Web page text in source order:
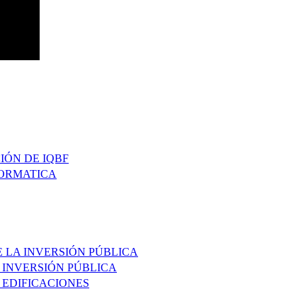
DE IQBF
LA INVERSIÓN PÚBLICA
PÚBLICA